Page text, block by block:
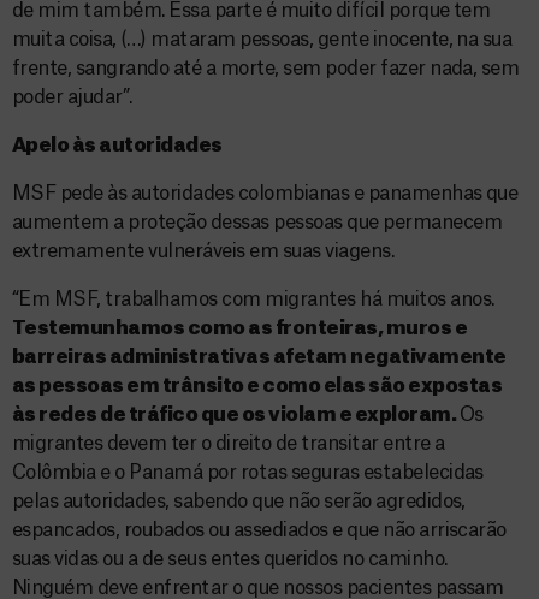
de mim também. Essa parte é muito difícil porque tem
muita coisa, (…) mataram pessoas, gente inocente, na sua
frente, sangrando até a morte, sem poder fazer nada, sem
poder ajudar”.
Apelo às autoridades
MSF pede às autoridades colombianas e panamenhas que
aumentem a proteção dessas pessoas que permanecem
extremamente vulneráveis em suas viagens.
“Em MSF, trabalhamos com migrantes há muitos anos.
Testemunhamos como as fronteiras, muros e
barreiras administrativas afetam negativamente
as pessoas em trânsito e como elas são expostas
às redes de tráfico que os violam e exploram. Os
migrantes devem ter o direito de transitar entre a
Colômbia e o Panamá por rotas seguras estabelecidas
pelas autoridades, sabendo que não serão agredidos,
espancados, roubados ou assediados e que não arriscarão
suas vidas ou a de seus entes queridos no caminho.
Ninguém deve enfrentar o que nossos pacientes passam